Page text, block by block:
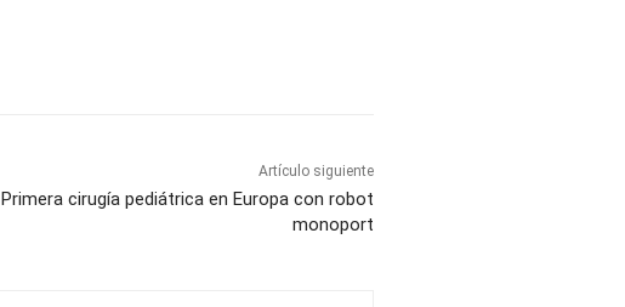
Artículo siguiente
Primera cirugía pediátrica en Europa con robot
monoport